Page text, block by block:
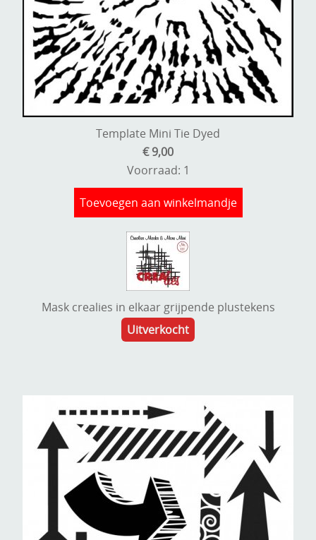
Template Mini Tie Dyed
€ 9,00
Voorraad: 1
Toevoegen aan winkelmandje
Mask crealies in elkaar grijpende plustekens
Uitverkocht